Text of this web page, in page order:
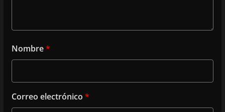
Nombre*
Correo electrónico *